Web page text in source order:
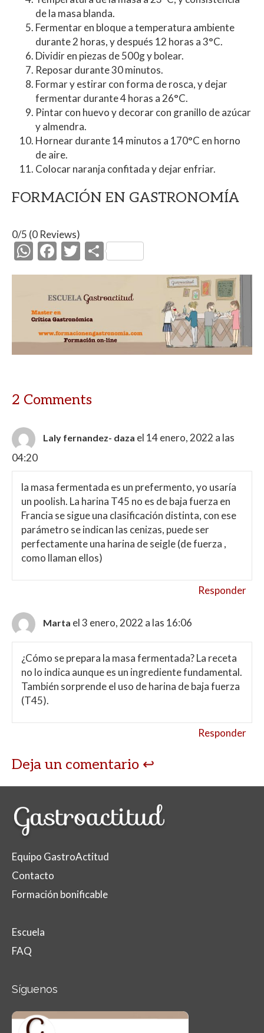
de la masa blanda.
Fermentar en bloque a temperatura ambiente
durante 2 horas, y después 12 horas a 3°C.
Dividir en piezas de 500g y bolear.
Reposar durante 30 minutos.
Formar y estirar con forma de rosca, y dejar
fermentar durante 4 horas a 26°C.
Pintar con huevo y decorar con granillo de azúcar
y almendra.
Hornear durante 14 minutos a 170°C en horno
de aire.
Colocar naranja confitada y dejar enfriar.
FORMACIÓN EN GASTRONOMÍA
0/5 (0 Reviews)
W
h
at
s
A
p
F
ac
e
b
o
o
T
w
itt
er
C
o
p
ar
ti
2 Comments
Laly fernandez- daza el 14 enero, 2022 a las
04:20
la masa fermentada es un prefermento, yo usaría
un poolish. La harina T45 no es de baja fuerza en
Francia se sigue una clasificación distinta, con ese
parámetro se indican las cenizas, puede ser
perfectamente una harina de seigle (de fuerza ,
como llaman ellos)
Responder
Marta el 3 enero, 2022 a las 16:06
¿Cómo se prepara la masa fermentada? La receta
no lo indica aunque es un ingrediente fundamental.
También sorprende el uso de harina de baja fuerza
(T45).
Responder
Deja un comentario
Equipo GastroActitud
Contacto
Formación bonificable
Escuela
FAQ
Síguenos